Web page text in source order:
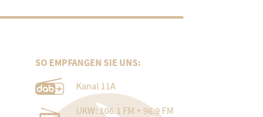
SO EMPFANGEN SIE UNS:
Kanal 11A
UKW: 106.1 FM + 96.9 FM